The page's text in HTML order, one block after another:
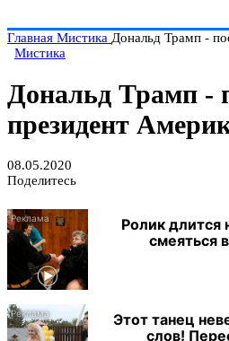
Главная Мистика Дональд Трамп -
Мистика
Дональд Трамп -
президент
08.05.2020
Поделитесь
Ролик длится
смеяться
Этот танец
слов!